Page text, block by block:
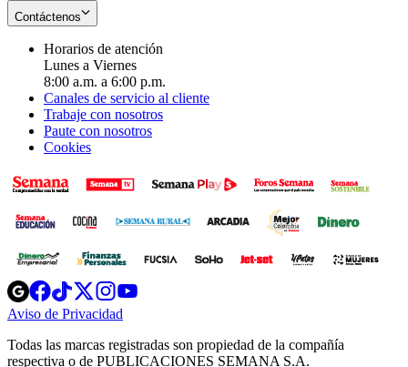
Contáctenos
Horarios de atención
Lunes a Viernes
8:00 a.m. a 6:00 p.m.
Canales de servicio al cliente
Trabaje con nosotros
Paute con nosotros
Cookies
Opens
in
new
Opens
in
new
Opens
in
new
window
Opens
new
windowwindow
Aviso de Privacidad
new
window
Todas las marcas registradas son propiedad de la compañía
respectiva o de PUBLICACIONES SEMANA S.A.